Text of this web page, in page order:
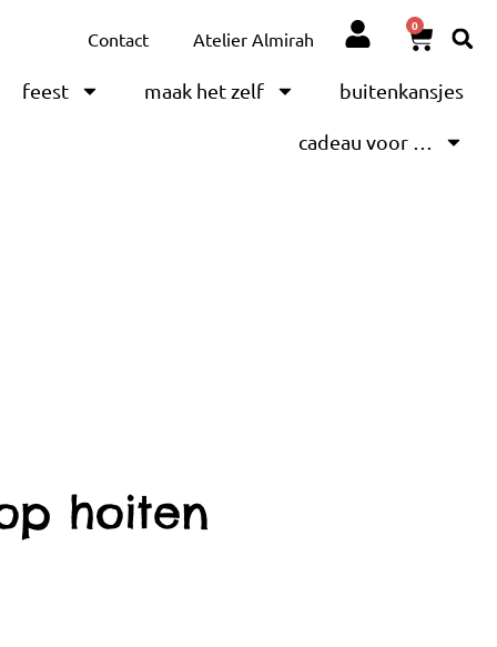
Contact Atelier Almirah
0
feest maak het zelf buitenkansjes
cadeau voor …
hoiten